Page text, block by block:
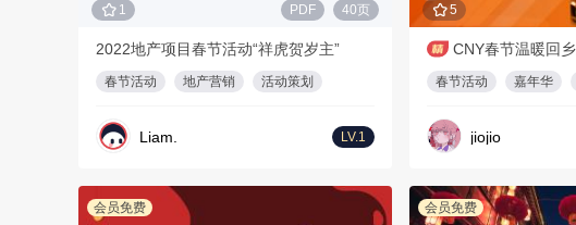
1 PDF 40页
2022地产项目春节活动“祥虎贺岁主”
春节活动 地产营销 活动策划
Liam. LV.1
5
春节活动 嘉年华
jiojio
会员免费 会员免费